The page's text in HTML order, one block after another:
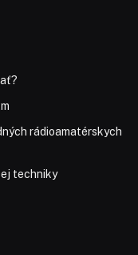
rádioamatérskych
techniky